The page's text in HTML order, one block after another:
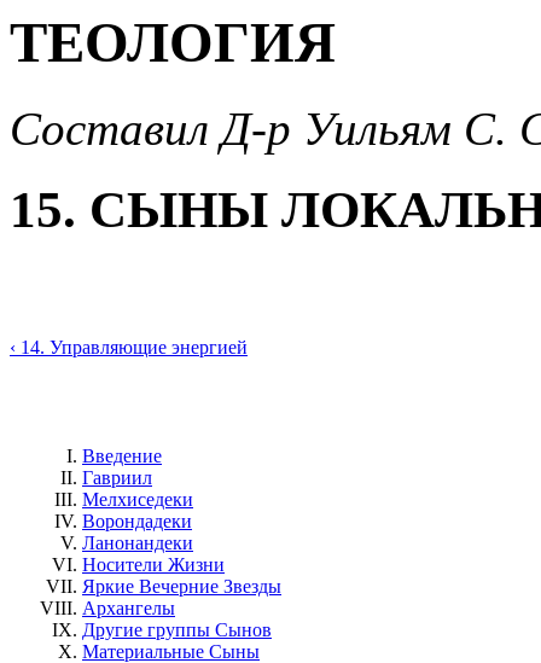
ТЕОЛОГИЯ
Составил Д-р Уильям С.
15. СЫНЫ
‹ 14. Управляющие энергией
Введение
Гавриил
Мелхиседеки
Ворондадеки
Ланонандеки
Носители Жизни
Яркие Вечерние Звезды
Архангелы
Другие группы Сынов
Материальные Сыны